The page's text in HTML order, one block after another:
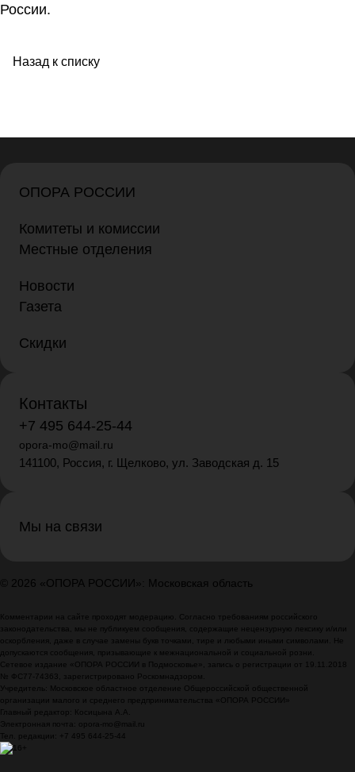
России.
Назад к списку
ОПОРА РОССИИ
Комитеты и комиссии
Местные отделения
Новости
Газета
Скидки
Контакты
+7 495 644-25-44
opora-mo@mail.ru
141100, Россия, г. Щелково, ул. Заводская д. 15
Мы на связи
© 2026 «ОПОРА РОССИИ»: Московская область
Комментарии на сайте проходят модерацию. Согласно требованиям российского
законодательства, мы не публикуем сообщения, содержащие нецензурную лексику и/или
оскорбления, даже в случае замены букв точками, тире и любыми иными символами. Не
допускаются сообщения, призывающие к межнациональной и социальной розни.
Сетевое издание «ОПОРА РОССИИ в Подмосковье», запись о регистрации от 19.11.2018
№ ФС77-74363, зарегистрировано Роскомнадзором.
Учредитель: Московское областное отделение Общероссийской общественной
организации малого и среднего предпринимательства «ОПОРА РОССИИ»
Главный редактор: Косицына А.А.
Электронная почта: opora-mo@mail.ru
Тел. редакции: +7 495 644-25-44